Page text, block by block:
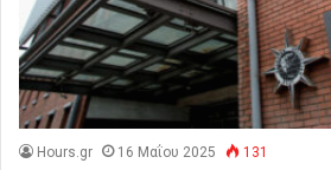
Hours.gr 16 Μαΐου 2025 131